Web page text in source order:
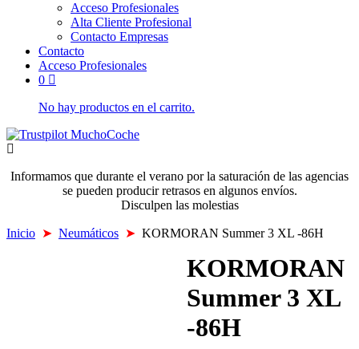
Acceso Profesionales
Alta Cliente Profesional
Contacto Empresas
Contacto
Acceso Profesionales
0
No hay productos en el carrito.
Informamos que durante el verano por la saturación de las agencias
se pueden producir retrasos en algunos envíos.
Disculpen las molestias
Inicio ➤ Neumáticos ➤ KORMORAN Summer 3 XL -86H
KORMORAN
Summer 3 XL
-86H